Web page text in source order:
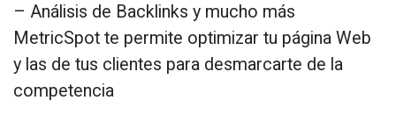
– Análisis de Backlinks y mucho más
MetricSpot te permite optimizar tu página Web
y las de tus clientes para desmarcarte de la
competencia